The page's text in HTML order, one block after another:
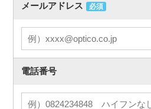
メールアドレス 必須
電話番号